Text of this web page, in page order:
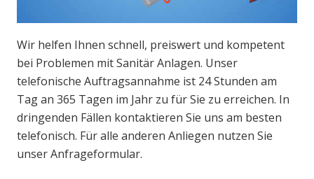
Wir helfen Ihnen schnell, preiswert und kompetent
bei Problemen mit Sanitär Anlagen. Unser
telefonische Auftragsannahme ist 24 Stunden am
Tag an 365 Tagen im Jahr zu für Sie zu erreichen. In
dringenden Fällen kontaktieren Sie uns am besten
telefonisch. Für alle anderen Anliegen nutzen Sie
unser Anfrageformular.